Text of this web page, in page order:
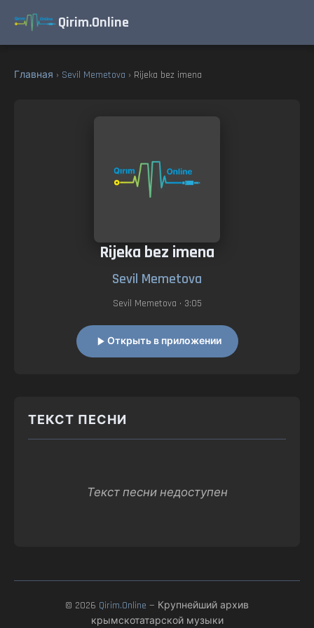
Qirim.Online
Главная › Sevil Memetova › Rijeka bez imena
Rijeka bez imena
Sevil Memetova
Sevil Memetova • 3:05
Открыть в приложении
ТЕКСТ ПЕСНИ
Текст песни недоступен
© 2026 Qirim.Online — Крупнейший архив
крымскотатарской музыки